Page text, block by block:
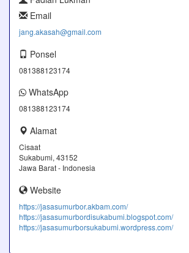
Email
jang.akasah@gmail.com
Ponsel
081388123174
WhatsApp
081388123174
Alamat
Cisaat
Sukabumi, 43152
Jawa Barat - Indonesia
Website
https://jasasumurbor.akbam.com/
https://jasasumurbordisukabumi.blogspot.com/
https://jasasumurborsukabumi.wordpress.com/